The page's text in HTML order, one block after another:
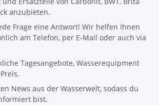
anzubieten.
Frage eine Antwort! Wir helfen Ihnen
am Telefon, per E-Mail oder auch via
Tagesangebote, Wasserequipment
News aus der Wasserwelt, sodass du
bist.